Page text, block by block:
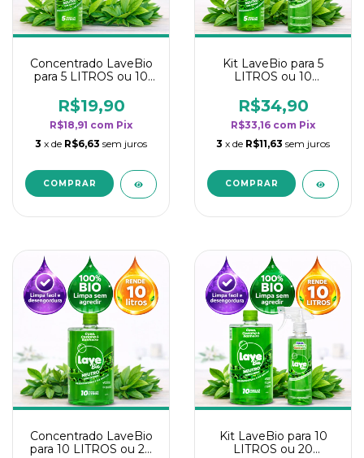
Concentrado LaveBio
para 5 LITROS ou 10
rendimento da
categoria - Neutro
R$19,90
R$18,91 com Pix
3 x de R$6,63 sem juros
Kit LaveBio para 5
LITROS ou 10
rendimento da
categoria - Neutro
R$34,90
R$33,16 com Pix
3 x de R$11,63 sem juros
Concentrado LaveBio
para 10 LITROS ou 20
Kit LaveBio para 10
LITROS ou 20